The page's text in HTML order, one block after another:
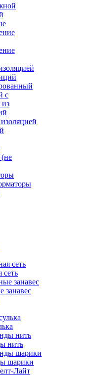
с
из
сеть
занавес
нить
шарики